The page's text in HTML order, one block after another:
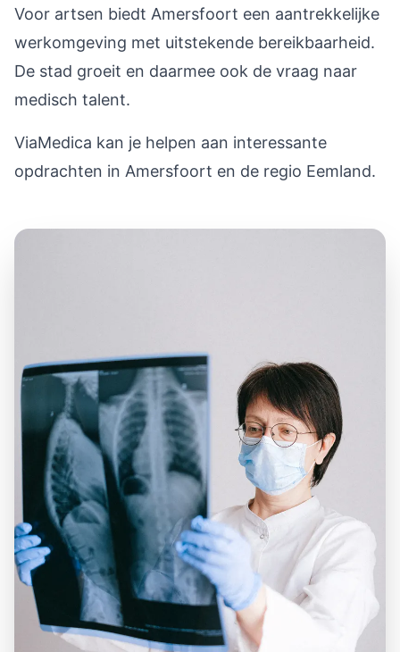
Voor artsen biedt Amersfoort een aantrekkelijke
werkomgeving met uitstekende bereikbaarheid.
De stad groeit en daarmee ook de vraag naar
medisch talent.
ViaMedica kan je helpen aan interessante
opdrachten in Amersfoort en de regio Eemland.